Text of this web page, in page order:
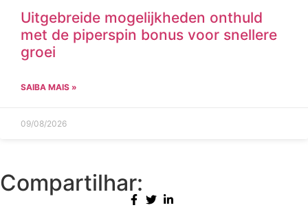
Uitgebreide mogelijkheden onthuld
met de piperspin bonus voor snellere
groei
SAIBA MAIS »
09/08/2026
Compartilhar: